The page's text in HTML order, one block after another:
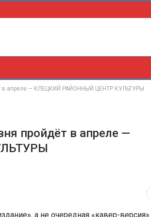
в апреле — КЛЕЦКИЙ РАЙОННЫЙ ЦЕНТР КУЛЬТУРЫ
пройдёт в апреле —
а не очередная «кавер-версия».